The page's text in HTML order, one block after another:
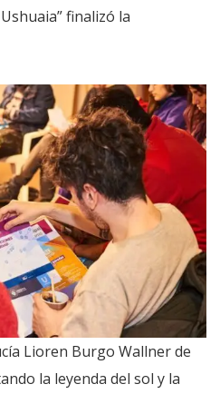
finalizó la
Lioren Burgo Wallner de
la leyenda del sol y la